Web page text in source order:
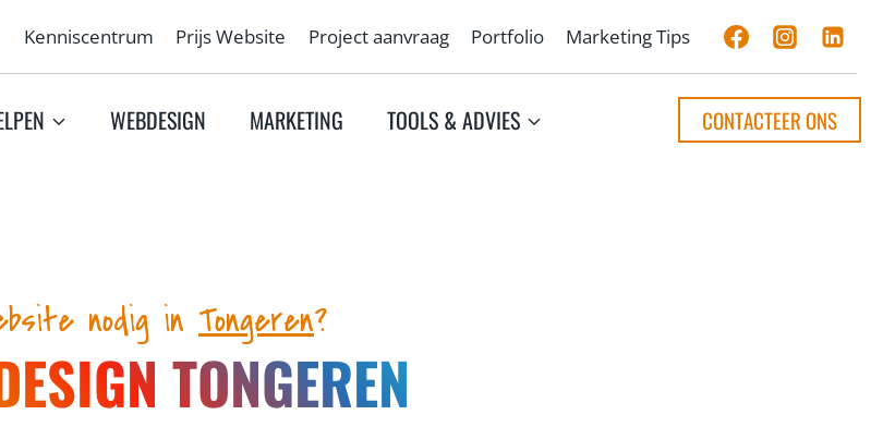
Kenniscentrum Prijs Website Project aanvraag Portfolio Marketing Tips
WEBDESIGN MARKETING TOOLS & ADVIES CONTACTEER ONS
nodig in Tongeren?
TONGEREN